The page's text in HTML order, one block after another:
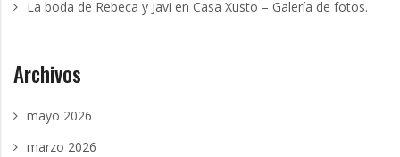
La boda de Rebeca y Javi en Casa Xusto – Galería de fotos.
Archivos
mayo 2026
marzo 2026